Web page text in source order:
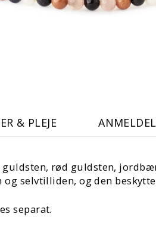
& PLEJE
rød guldsten,
selvtilliden, og den
separat.